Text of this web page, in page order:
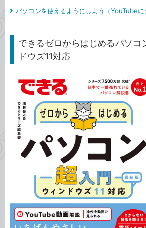
パソコンを使えるようにしよう（YouTubeに
できるゼロからはじめるパソコ
ドウズ11対応